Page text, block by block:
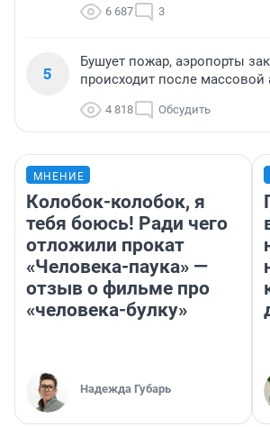
6 687 3
5
Бушует пожар, аэропорты
происходит после массовой
4 818 Обсудить
МНЕНИЕ
Колобок-колобок, я
тебя боюсь! Ради чего
отложили прокат
«Человека-паука» —
отзыв о фильме про
«человека-булку»
Надежда Губарь